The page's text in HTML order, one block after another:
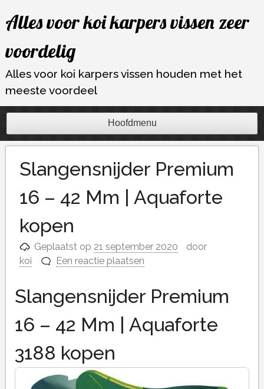
naar
inhoud
Alles voor koi karpers vissen zeer
voordelig
Alles voor koi karpers vissen houden met het
meeste voordeel
Hoofdmenu
Slangensnijder Premium
16 – 42 Mm | Aquaforte
kopen
Geplaatst op 21 september 2020
door
koi
Een reactie plaatsen
Slangensnijder Premium
16 – 42 Mm | Aquaforte
3188 kopen